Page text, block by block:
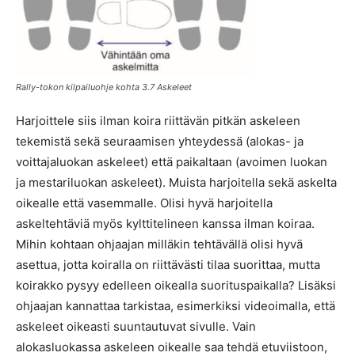
Rally-tokon kilpailuohje kohta 3.7 Askeleet
Harjoittele siis ilman koira riittävän pitkän askeleen
tekemistä sekä seuraamisen yhteydessä (alokas- ja
voittajaluokan askeleet) että paikaltaan (avoimen luokan
ja mestariluokan askeleet). Muista harjoitella sekä askelta
oikealle että vasemmalle. Olisi hyvä harjoitella
askeltehtäviä myös kylttitelineen kanssa ilman koiraa.
Mihin kohtaan ohjaajan milläkin tehtävällä olisi hyvä
asettua, jotta koiralla on riittävästi tilaa suorittaa, mutta
koirakko pysyy edelleen oikealla suorituspaikalla? Lisäksi
ohjaajan kannattaa tarkistaa, esimerkiksi videoimalla, että
askeleet oikeasti suuntautuvat sivulle. Vain
alokasluokassa askeleen oikealle saa tehdä etuviistoon,